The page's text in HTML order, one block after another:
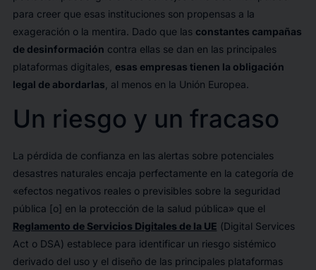
para creer que esas instituciones son propensas a la
exageración o la mentira. Dado que las constantes campañas
de desinformación contra ellas se dan en las principales
plataformas digitales, esas empresas tienen la obligación
legal de abordarlas , al menos en la Unión Europea.
Un riesgo y un fracaso
La pérdida de confianza en las alertas sobre potenciales
desastres naturales encaja perfectamente en la categoría de
«efectos negativos reales o previsibles sobre la seguridad
pública [o] en la protección de la salud pública» que el
Reglamento de Servicios Digitales de la UE (Digital Services
Act o DSA) establece para identificar un riesgo sistémico
derivado del uso y el diseño de las principales plataformas